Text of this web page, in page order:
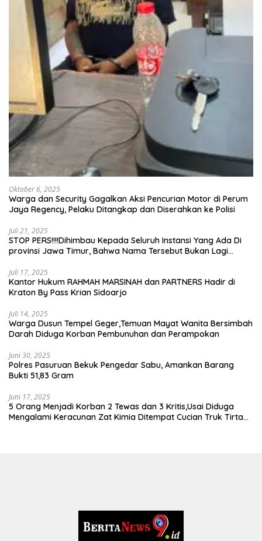
Oktober 6, 2025
Warga dan Security Gagalkan Aksi Pencurian Motor di Perum
Jaya Regency, Pelaku Ditangkap dan Diserahkan ke Polisi
Juli 21, 2025
STOP PERS!!!!Dihimbau Kepada Seluruh Instansi Yang Ada Di
provinsi Jawa Timur, Bahwa Nama Tersebut Bukan Lagi
Juli 17, 2025
Kantor Hukum RAHMAH MARSINAH dan PARTNERS Hadir di
Kraton By Pass Krian Sidoarjo
Juli 14, 2025
Warga Dusun Tempel Geger,Temuan Mayat Wanita Bersimbah
Darah Diduga Korban Pembunuhan dan Perampokan
Juni 30, 2025
Polres Pasuruan Bekuk Pengedar Sabu, Amankan Barang
Bukti 51,83 Gram
Juni 17, 2025
5 Orang Menjadi Korban 2 Tewas dan 3 Kritis,Usai Diduga
Mengalami Keracunan Zat Kimia Ditempat Cucian Truk Tirta